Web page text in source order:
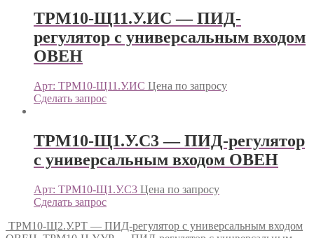
ТРМ10-Щ11.У.ИС — ПИД-
регулятор с универсальным входом
ОВЕН
Арт: ТРМ10-Щ11.У.ИС Цена по запросу
Сделать запрос
ТРМ10-Щ1.У.С3 — ПИД-регулятор
с универсальным входом ОВЕН
Арт: ТРМ10-Щ1.У.С3 Цена по запросу
Сделать запрос
ТРМ10-Щ2.У.РТ — ПИД-регулятор с универсальным входом